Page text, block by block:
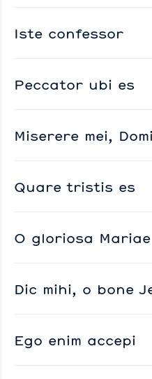
Iste confessor
Peccator ubi es
Miserere mei,
Quare tristis es
O gloriosa
Dic mihi, o bone
Ego enim accepi